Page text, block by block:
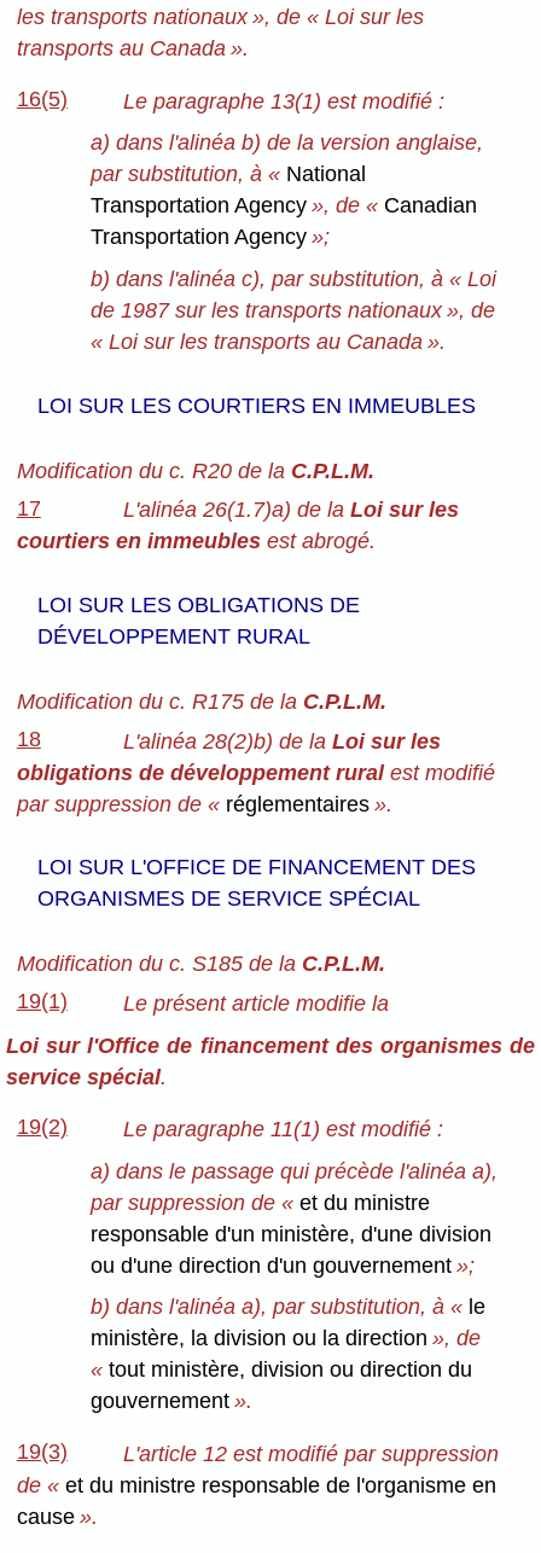
les transports nationaux », de « Loi sur les
transports au Canada ».
16(5)
Le paragraphe 13(1) est modifié :
a) dans l'alinéa b) de la version anglaise,
par substitution, à « National
Transportation Agency », de « Canadian
Transportation Agency »;
b) dans l'alinéa c), par substitution, à « Loi
de 1987 sur les transports nationaux », de
« Loi sur les transports au Canada ».
LOI SUR LES COURTIERS EN IMMEUBLES
Modification du c. R20 de la C.P.L.M.
17
L'alinéa 26(1.7)a) de la Loi sur les
courtiers en immeublesest abrogé.
LOI SUR LES OBLIGATIONS DE
DÉVELOPPEMENT RURAL
Modification du c. R175 de la C.P.L.M.
18
L'alinéa 28(2)b) de la Loi sur les
obligations de développement ruralest modifié
par suppression de « réglementaires».
LOI SUR L'OFFICE DE FINANCEMENT DES
ORGANISMES DE SERVICE SPÉCIAL
Modification du c. S185 de la C.P.L.M.
19(1)
Le présent article modifie la
Loi sur l'Office de financement des organismes de
service spécial.
19(2)
Le paragraphe 11(1) est modifié :
a) dans le passage qui précède l'alinéa a),
par suppression de «et du ministre
responsable d'un ministère, d'une division
ou d'une direction d'un gouvernement »;
b) dans l'alinéa a), par substitution, à « le
ministère, la division ou la direction », de
«tout ministère, division ou direction du
gouvernement ».
19(3)
L'article 12 est modifié par suppression
de « et du ministre responsable de l'organisme en
cause».